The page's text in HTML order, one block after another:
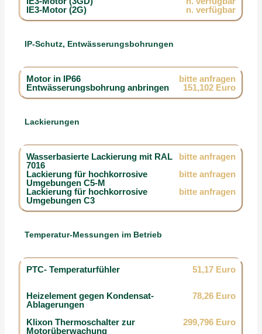
IE3-Motor (2G)
n. verfügbar
IP-Schutz, Entwässerungsbohrungen
Motor in IP66
bitte anfragen
Entwässerungsbohrung anbringen
151,102 Euro
Lackierungen
Wasserbasierte Lackierung mit RAL
7016
bitte anfragen
Lackierung für hochkorrosive
Umgebungen C5-M
bitte anfragen
Lackierung für hochkorrosive
Umgebungen C3
bitte anfragen
Temperatur-Messungen im Betrieb
PTC- Temperaturfühler 51,17 Euro
Heizelement gegen Kondensat-
Ablagerungen
78,26 Euro
Klixon Thermoschalter zur
Motorüberwachung
299,796 Euro